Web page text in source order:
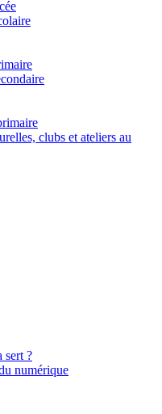
clubs et ateliers au
sert ?
numérique